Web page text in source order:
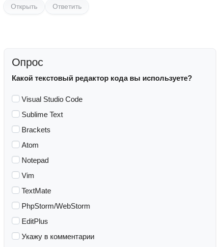
Открыть Ответить
Опрос
Какой текстовый редактор кода вы используете?
Visual Studio Code
Sublime Text
Brackets
Atom
Notepad
Vim
TextMate
PhpStorm/WebStorm
EditPlus
Укажу в комментарии